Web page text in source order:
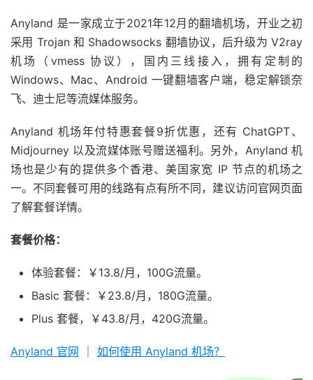
Anyland 是一家成立于2021年12月的翻墙机场，开业之初
采用 Trojan 和 Shadowsocks 翻墙协议，后升级为 V2ray
机场（vmess 协议），国内三线接入，拥有定制的
Windows、Mac、Android 一键翻墙客户端，稳定解锁奈
飞、迪士尼等流媒体服务。
Anyland 机场年付特惠套餐9折优惠，还有 ChatGPT、
Midjourney 以及流媒体账号赠送福利。另外，Anyland 机
场也是少有的提供多个香港、美国家宽 IP 节点的机场之
一。不同套餐可用的线路有点有所不同，建议访问官网页面
了解套餐详情。
套餐价格：
体验套餐：￥13.8/月，100G流量。
Basic 套餐：￥23.8/月，180G流量。
Plus 套餐，￥43.8/月，420G流量。
Anyland 官网 如何使用 Anyland 机场？